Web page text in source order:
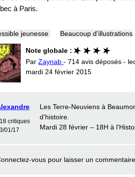
à Paris.
jeunesse Beaucoup d'illustrations
Note globale :
ParZaynab- 714 avis déposés -
mardi 24 février 2015
critiques
01/17
Les Terre-Neuviens à
d’histoire.
Mardi 28 février – 18H à
vous pour laisser un commentaire